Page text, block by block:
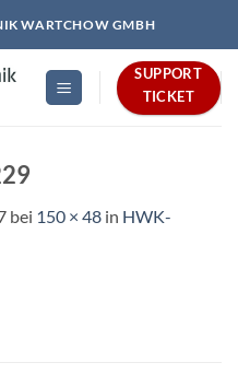
WARTCHOW GMBH
SUPPORT
TICKET
bei 150 × 48 in HWK-